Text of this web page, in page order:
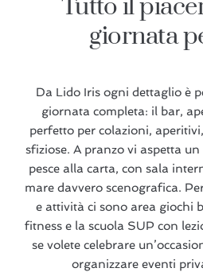
Tutto il
giornata
Da Lido Iris ogni dettaglio è
giornata completa: il bar,
perfetto per colazioni,
sfiziose. A pranzo vi aspetta
pesce alla carta, con sala
mare davvero scenografica.
e attività ci sono area giochi
fitness e la scuola SUP con
se volete celebrare
organizzare eventi